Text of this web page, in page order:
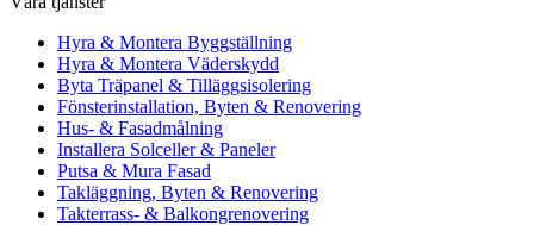
Hyra & Montera Byggställning
Hyra & Montera Väderskydd
Byta Träpanel & Tilläggsisolering
Fönsterinstallation, Byten & Renovering
Hus- & Fasadmålning
Installera Solceller & Paneler
Putsa & Mura Fasad
Takläggning, Byten & Renovering
Takterrass- & Balkongrenovering